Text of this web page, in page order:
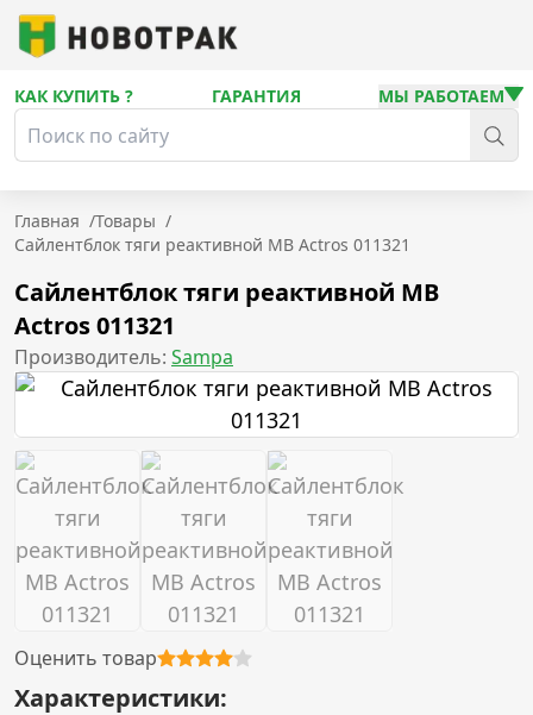
КАК КУПИТЬ ? ГАРАНТИЯ МЫ РАБОТАЕМ
Главная /Товары /
Сайлентблок тяги реактивной MB Actros 011321
Сайлентблок тяги реактивной MB
Actros 011321
Производитель: Sampa
Оценить товар
Характеристики: